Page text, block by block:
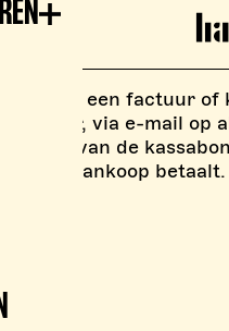
Hall9
Heb je een factuur
ernaar, via e-mail op
kopie van de
je de aankoop betaalt.